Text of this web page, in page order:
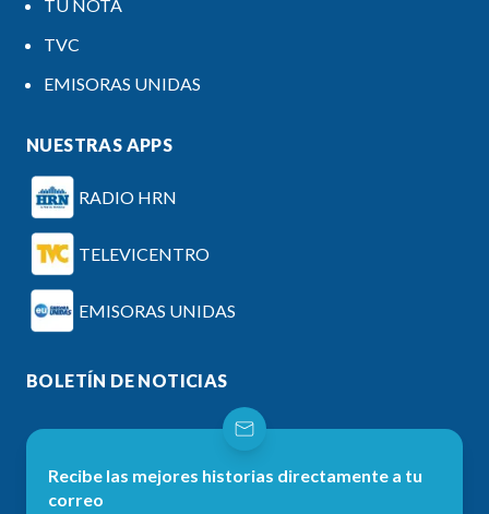
TU NOTA
TVC
EMISORAS UNIDAS
NUESTRAS APPS
RADIO HRN
TELEVICENTRO
EMISORAS UNIDAS
BOLETÍN DE NOTICIAS
Recibe las mejores historias directamente a tu
correo